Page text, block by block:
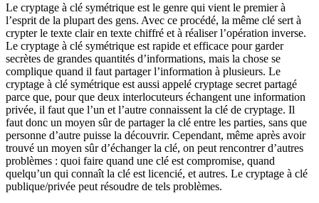
Le cryptage à clé symétrique est le genre qui vient le premier à
l’esprit de la plupart des gens. Avec ce procédé, la même clé sert à
crypter le texte clair en texte chiffré et à réaliser l’opération inverse.
Le cryptage à clé symétrique est rapide et efficace pour garder
secrètes de grandes quantités d’informations, mais la chose se
complique quand il faut partager l’information à plusieurs. Le
cryptage à clé symétrique est aussi appelé cryptage secret partagé
parce que, pour que deux interlocuteurs échangent une information
privée, il faut que l’un et l’autre connaissent la clé de cryptage. Il
faut donc un moyen sûr de partager la clé entre les parties, sans que
personne d’autre puisse la découvrir. Cependant, même après avoir
trouvé un moyen sûr d’échanger la clé, on peut rencontrer d’autres
problèmes : quoi faire quand une clé est compromise, quand
quelqu’un qui connaît la clé est licencié, et autres. Le cryptage à clé
publique/privée peut résoudre de tels problèmes.